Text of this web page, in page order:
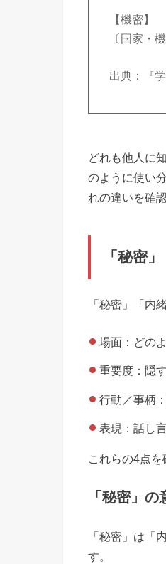
【機密】
〔国家・
出典：『
どれも他人に
のように使い
れの違いを確
「秘密
「秘密」「内
場面：どの
重要度：隠
行動／事柄
表現：話し
これらの4点
「秘密」
「秘密」は「
す。